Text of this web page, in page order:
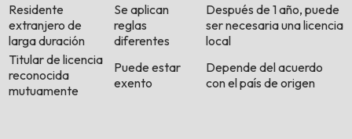
Residente
extranjero de
larga duración
Se aplican
reglas
diferentes
Después de 1 año, puede
ser necesaria una licencia
local
Titular de licencia
reconocida
mutuamente
Puede estar
exento
Depende del acuerdo
con el país de origen